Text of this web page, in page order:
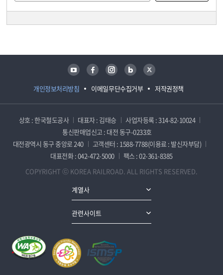
개인정보처리방침 이메일무단수집거부 저작권정책
유튜브 페이스북 인스타그램 블로그 트위터
상호 : 한국철도공사 대표자 : 김태승
사업자등록 : 314-82-10024
통신판매업신고 : 대전 동구-0233호
대전광역시 동구 중앙로 240
고객센터 : 1588-7788(이용료 : 발신자부담)
대표전화 : 042-472-5000
팩스 : 02-361-8385
COPYRIGHT ⓒ KOREA RAILROAD. ALL RIGHTS RESERVED.
계열사
관련사이트